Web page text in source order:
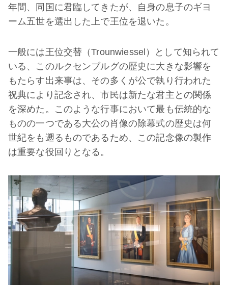
年間、同国に君臨してきたが、自身の息子のギヨ
ーム五世を選出した上で王位を退いた。
一般には王位交替（Trounwiessel）として知られて
いる、このルクセンブルグの歴史に大きな影響を
もたらす出来事は、その多くが公で執り行われた
祝典により記念され、市民は新たな君主との関係
を深めた。このような行事において最も伝統的な
ものの一つである大公の肖像の除幕式の歴史は何
世紀をも遡るものであるため、この記念像の製作
は重要な役回りとなる。